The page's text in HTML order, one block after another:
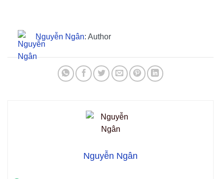
Nguyễn Ngân: Author
Nguyễn Ngân